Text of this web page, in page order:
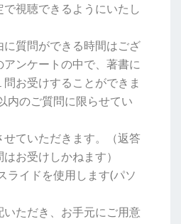
視聴できるようにいたし
質問ができる時間はござ
ンケートの中で、著書に
お受けすることができま
内のご質問に限らせてい
せていただきます。（返答
お受けしかねます）
イドを使用します(パソ
ただき、お手元にご用意